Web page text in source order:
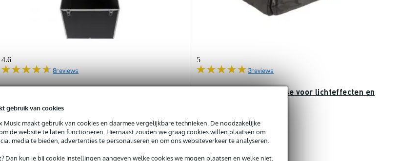
gebruik van cookies
Music maakt gebruik van cookies en daarmee vergelijkbare technieken. De noodzakelijke
de website te laten functioneren. Hiernaast zouden we graag cookies willen plaatsen om
media te bieden, advertenties te personaliseren en om ons websiteverkeer te analyseren.
Dan kun je bij cookie instellingen aangeven welke cookies we mogen plaatsen en welke niet.
4.6
8reviews
Op voorraad
5
3reviews
Innox ABAG-417 soft case voor lichteffecten en
Op voorraad